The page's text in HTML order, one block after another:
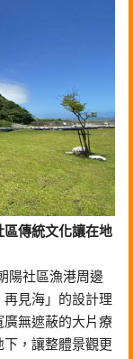
傳統文化讓在地
陽社區漁港周邊
見海」的設計理
廣無遮蔽的大片療
，讓整體景觀更